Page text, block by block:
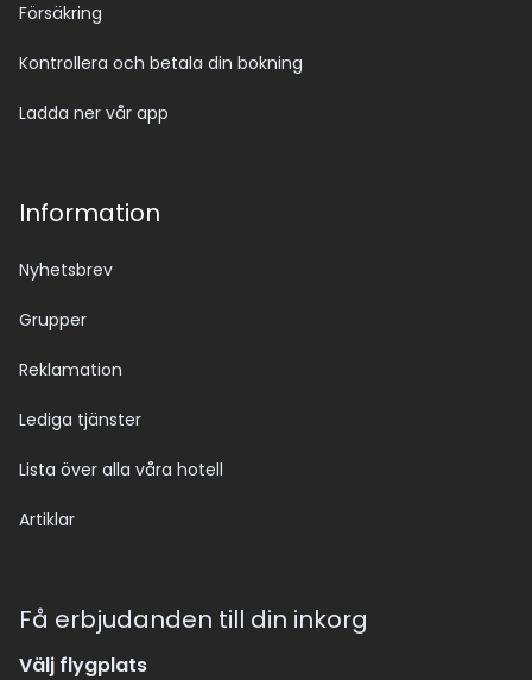
Försäkring
Kontrollera och betala din bokning
Ladda ner vår app
Information
Nyhetsbrev
Grupper
Reklamation
Lediga tjänster
Lista över alla våra hotell
Artiklar
Få erbjudanden till din inkorg
Välj flygplats